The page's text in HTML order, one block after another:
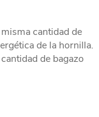
cantidad de
de la hornilla.
de bagazo